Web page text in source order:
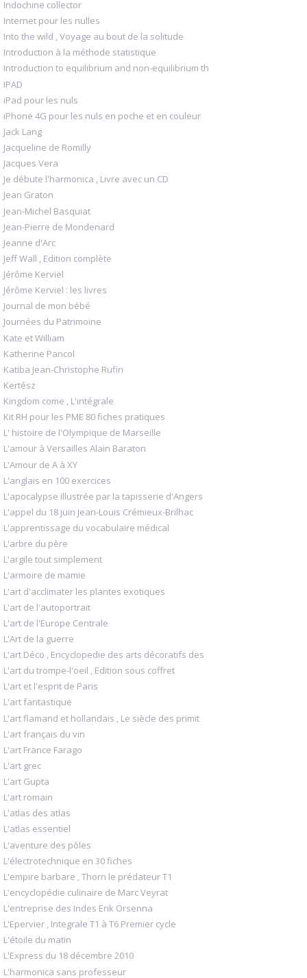
Indochine collector
Internet pour les nulles
Into the wild , Voyage au bout de la solitude
Introduction à la méthode statistique
Introduction to equilibrium and non-equilibrium th
IPAD
iPad pour les nuls
iPhone 4G pour les nuls en poche et en couleur
Jack Lang
Jacqueline de Romilly
Jacques Vera
Je débute l'harmonica , Livre avec un CD
Jean Graton
Jean-Michel Basquiat
Jean-Pierre de Mondenard
Jeanne d'Arc
Jeff Wall , Edition complète
Jérôme Kerviel
Jérôme Kerviel : les livres
Journal de mon bébé
Journées du Patrimoine
Kate et William
Katherine Pancol
Katiba Jean-Christophe Rufin
Kertész
Kingdom come , L'intégrale
Kit RH pour les PME 80 fiches pratiques
L' histoire de l'Olympique de Marseille
L'amour à Versailles Alain Baraton
L'Amour de A à XY
L'anglais en 100 exercices
L'apocalypse illustrée par la tapisserie d'Angers
L'appel du 18 juin Jean-Louis Crémieux-Brilhac
L'apprentissage du vocabulaire médical
L'arbre du père
L'argile tout simplement
L'armoire de mamie
L'art d'acclimater les plantes exotiques
L'art de l'autoportrait
L'art de l'Europe Centrale
L'Art de la guerre
L'art Déco , Encyclopedie des arts décoratifs des
L'art du trompe-l'oeil , Edition sous coffret
L'art et l'esprit de Paris
L'art fantastique
L'art flamand et hollandais , Le siècle des primit
L'art français du vin
L'art France Farago
L'art grec
L'art Gupta
L'art romain
L'atlas des atlas
L'atlas essentiel
L'aventure des pôles
L'électrotechnique en 30 fiches
L'empire barbare , Thorn le prédateur T1
L'encyclopédie culinaire de Marc Veyrat
L'entreprise des Indes Erik Orsenna
L'Epervier , Integrale T1 à T6 Premier cycle
L'étoile du matin
L'Express du 18 décembre 2010
L'harmonica sans professeur